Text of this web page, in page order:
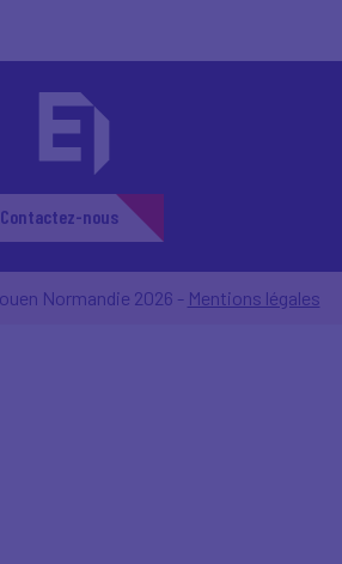
Contactez-nous
Normandie 2026 - Mentions légales